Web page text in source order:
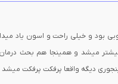
بود و خیلی راحت و اسون یاد
میشد و همینجا هم بحث درمان
دیگه واقعا پرفکت پرفکت میشد